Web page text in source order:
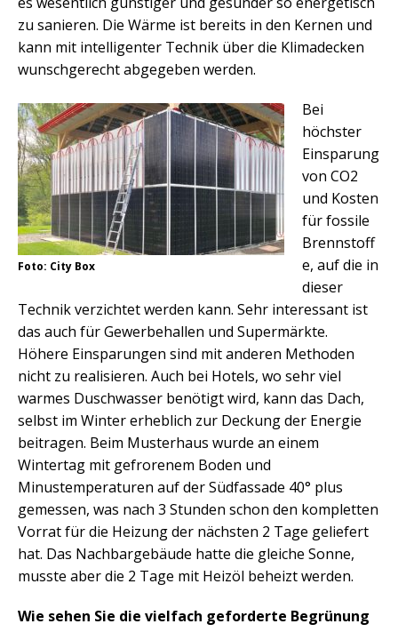
zu sanieren. Die Wärme ist bereits in den Kernen und
kann mit intelligenter Technik über die Klimadecken
wunschgerecht abgegeben werden.
Foto: City Box
Bei
höchster
Einsparung
von CO2
und Kosten
für fossile
Brennstoff
e, auf die in
dieser
Technik verzichtet werden kann. Sehr interessant ist
das auch für Gewerbehallen und Supermärkte.
Höhere Einsparungen sind mit anderen Methoden
nicht zu realisieren. Auch bei Hotels, wo sehr viel
warmes Duschwasser benötigt wird, kann das Dach,
selbst im Winter erheblich zur Deckung der Energie
beitragen. Beim Musterhaus wurde an einem
Wintertag mit gefrorenem Boden und
Minustemperaturen auf der Südfassade 40° plus
gemessen, was nach 3 Stunden schon den kompletten
Vorrat für die Heizung der nächsten 2 Tage geliefert
hat. Das Nachbargebäude hatte die gleiche Sonne,
musste aber die 2 Tage mit Heizöl beheizt werden.
Wie sehen Sie die vielfach geforderte Begrünung